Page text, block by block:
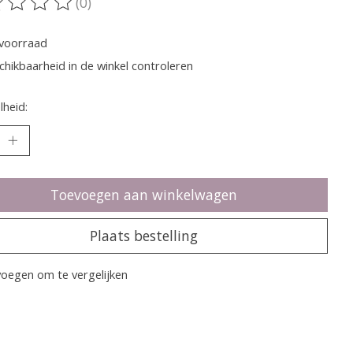
van dit product is
in de winkel controleren
Toevoegen aan winkelwagen
Plaats bestelling
om te vergelijken